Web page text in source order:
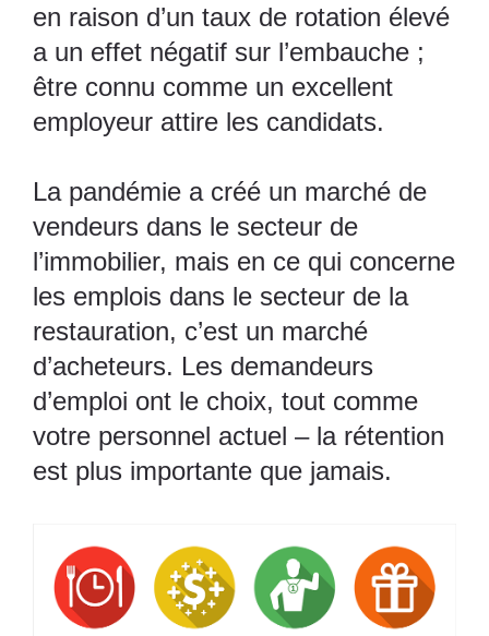
en raison d’un taux de rotation élevé
a un effet négatif sur l’embauche ;
être connu comme un excellent
employeur attire les candidats.
La pandémie a créé un marché de
vendeurs dans le secteur de
l’immobilier, mais en ce qui concerne
les emplois dans le secteur de la
restauration, c’est un marché
d’acheteurs. Les demandeurs
d’emploi ont le choix, tout comme
votre personnel actuel – la rétention
est plus importante que jamais.